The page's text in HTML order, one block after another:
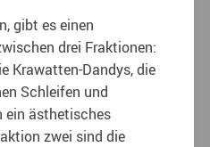
gibt es einen
drei Fraktionen:
Krawatten-Dandys, die
Schleifen und
ästhetisches
zwei sind die